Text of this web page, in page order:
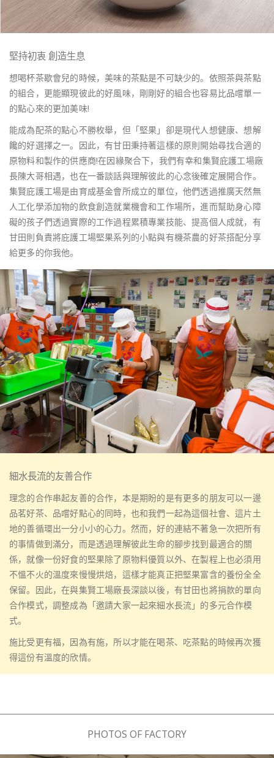
堅持初衷 創造生息
想喝杯茶歇會兒的時候，美味的茶點是不可缺少的。依照茶與茶點
的組合，更能顯現彼此的好風味，剛剛好的組合也容易比品嚐單一
的點心來的更加美味!
能成為配茶的點心不勝枚舉，但「堅果」卻是現代人想健康、想解
饞的好選擇之一。因此，有甘田秉持著這樣的原則開始尋找合適的
原物料和製作的供應商!在因緣聚合下，我們有幸和集賢庇護工場廠
長陳大哥相遇，也在一番談話與理解彼此的心念後確定展開合作。
集賢庇護工場是由育成基金會所成立的單位，他們透過推廣天然無
人工化學添加物的飲食創造就業機會和工作場所，進而幫助身心障
礙的孩子們透過實際的工作過程累積專業技能、提高個人成就，有
甘田則負責將庇護工場堅果系列的小點與有機茶農的好茶搭配分享
給更多的你我他。
細水長流的友善合作
理念的合作串起友善的合作，本是期盼的是有更多的朋友可以一邊
品茗好茶、品嚐好點心的同時，也和我們一起為這個社會、這片土
地的善循環出一分小小的心力。然而，好的連結不著急一次把所有
的事情做到滿分，而是透過理解彼此生命的腳步找到最適合的關
係，就像一份好食的堅果除了原物料優質以外、在製程上也必須用
不慍不火的溫度來慢慢烘焙，這樣才能真正把堅果富含的養份全全
保留。因此，在與集賢工場廠長深談以後，有甘田也將捐款的單向
合作模式，調整成為「邀請大家一起來細水長流」的多元合作模
式。
施比受更有福，因為有施，所以才能在喝茶、吃茶點的時候再次獲
得這份有溫度的欣情。
PHOTOS OF FACTORY